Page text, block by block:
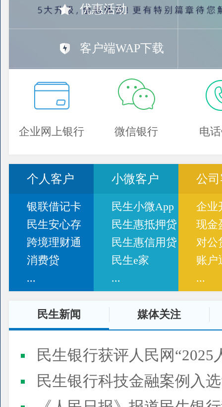
优惠活动
客户端WAP下载
企业网上银行 微信银行 电
个人客户
银联借记卡
民生安心存
跨境理财通
消费贷
...
小微客户
民生小微App
民生惠抵押贷
民生惠信用贷
民生e家
...
公
企业
现金
对公
账户
...
民生新闻 媒体关注
民生银行获评人民网“2025
民生银行科技金融案例入选“2025人民